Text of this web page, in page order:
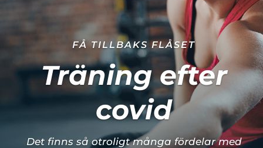
FÅ TILLBAKS FLÅSET
Träning efter
covid
Det finns så otroligt många fördelar med